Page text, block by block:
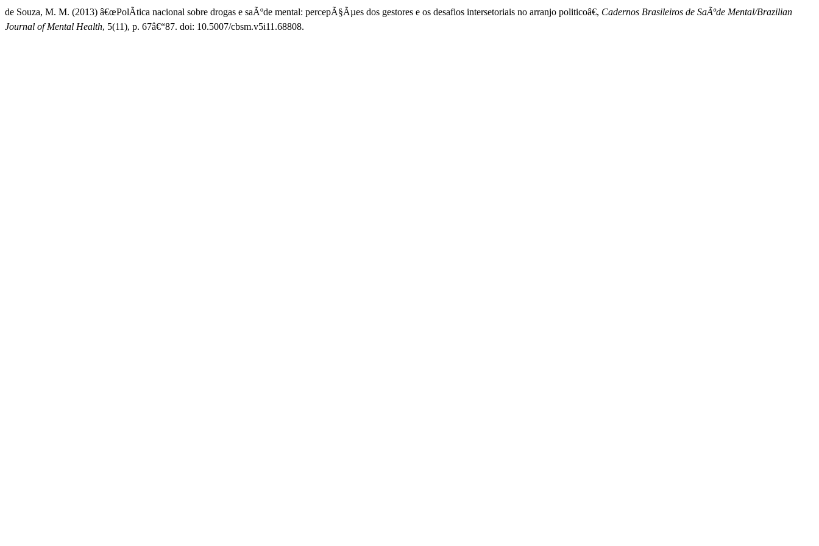
de Souza, M. M. (2013) â€œPolÃ­tica nacional sobre drogas e saÃºde mental: percepÃ§Ãµes dos gestores e os desafios intersetoriais no arranjo politicoâ€, Cadernos Brasileiros de SaÃºde Mental/Brazilian
Journal of Mental Health, 5(11), p. 67â€“87. doi: 10.5007/cbsm.v5i11.68808.